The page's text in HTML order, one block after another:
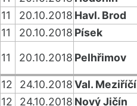
11
20.10.2018 Havl. Brod
11
20.10.2018 Písek
11
20.10.2018 Pelhřimov
12 24.10.2018Val. Meziříčí
12
24.10.2018 Nový Jičín